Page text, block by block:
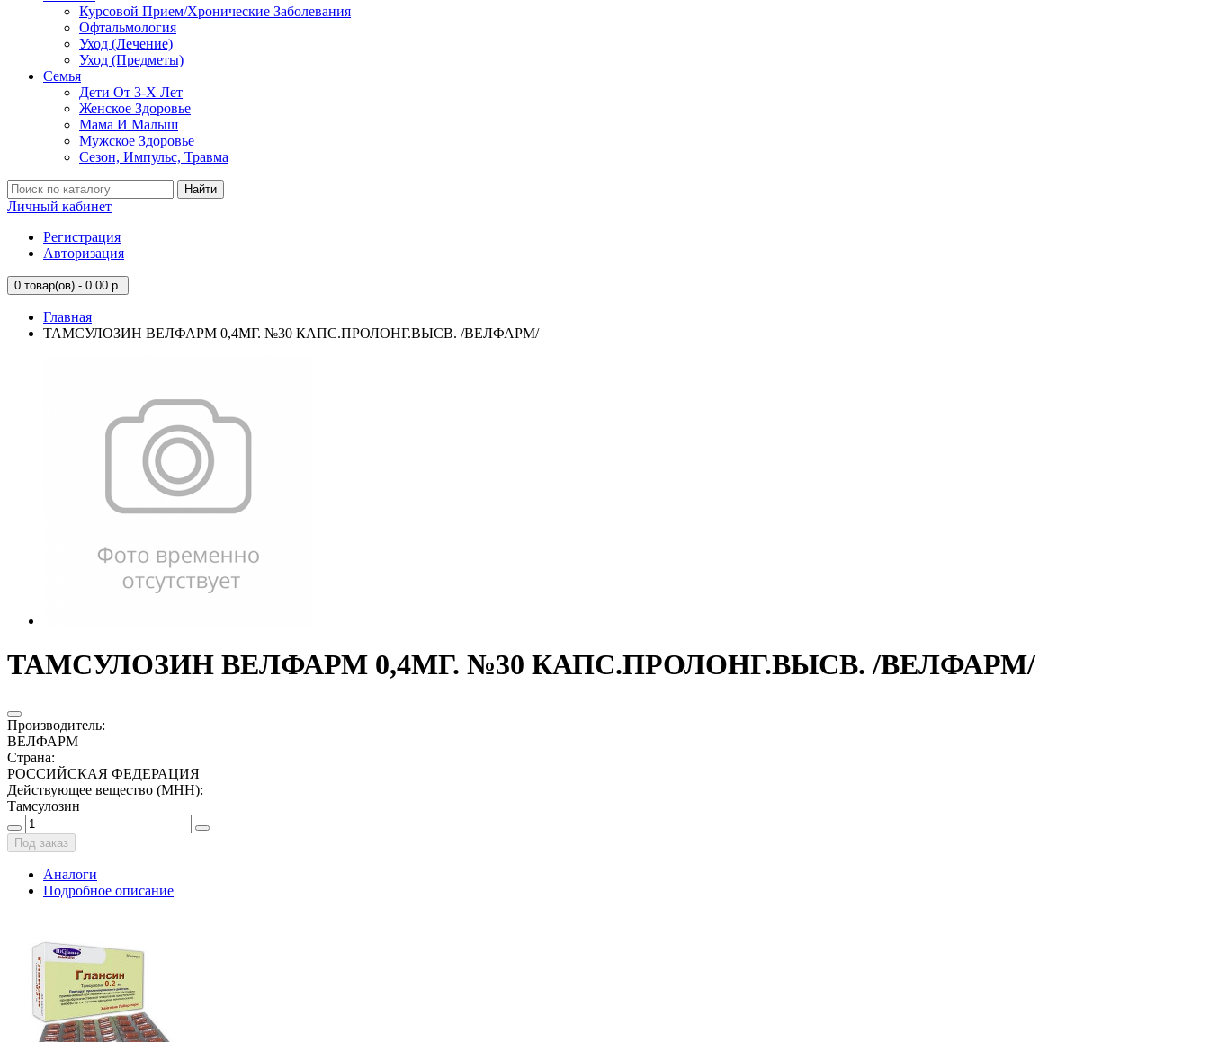
Курсовой Прием/Хронические Заболевания
Офтальмология
Уход (Лечение)
Уход (Предметы)
Семья
Дети От 3-Х Лет
Женское Здоровье
Мама И Малыш
Мужское Здоровье
Сезон, Импульс, Травма
Найти
Личный кабинет
Регистрация
Авторизация
0 товар(ов) - 0.00 р.
Главная
ТАМСУЛОЗИН ВЕЛФАРМ 0,4МГ. №30 КАПС.ПРОЛОНГ.ВЫСВ. /ВЕЛФАРМ/
ТАМСУЛОЗИН ВЕЛФАРМ 0,4МГ. №30 КАПС.ПРОЛОНГ.ВЫСВ. /ВЕЛФАРМ/
Производитель:
ВЕЛФАРМ
Страна:
РОССИЙСКАЯ ФЕДЕРАЦИЯ
Действующее вещество (МНН):
Тамсулозин
Под заказ
Аналоги
Подробное описание